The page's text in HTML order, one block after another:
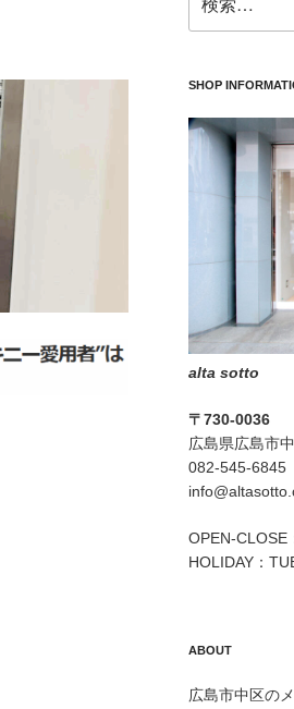
索:
SHOP
alta sotto
〒730-0036
広島県広島市
082-545-6845
OPEN-CLOSE
HOLIDAY：
ABOUT
広島市中区の